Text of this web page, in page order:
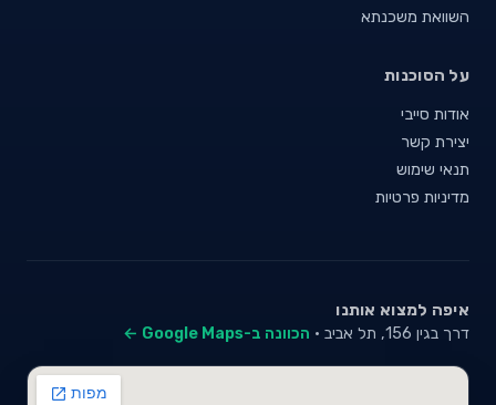
השוואת משכנתא
על הסוכנות
אודות סייבי
יצירת קשר
תנאי שימוש
מדיניות פרטיות
איפה למצוא אותנו
דרך בגין 156, תל אביב · הכוונה ב-Google Maps ←